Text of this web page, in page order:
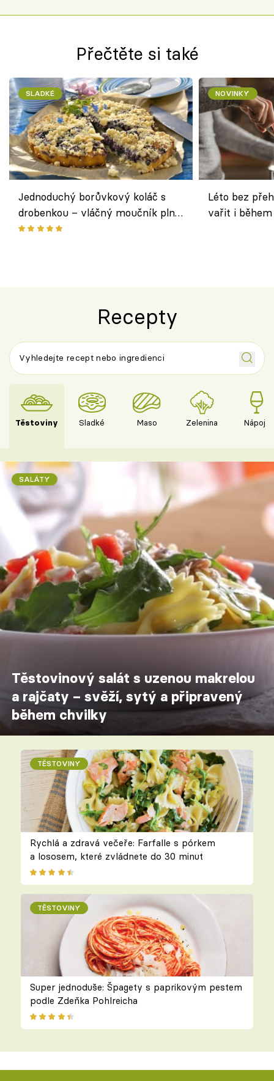
Přečtěte si také
SLADKÉ
Jednoduchý borůvkový koláč s
drobenkou – vláčný moučník plný
ovoce
NOVINKY
Léto bez
vařit i
Recepty
Těstoviny Sladké Maso Zelenina Nápoje
SALÁTY
Těstovinový salát s uzenou makrelou
a rajčaty – svěží, sytý a připravený
během chvilky
TĚSTOVINY
Rychlá a zdravá večeře: Farfalle s pórkem
a lososem, které zvládnete do 30 minut
TĚSTOVINY
Super jednoduše: Špagety s paprikovým pestem
podle Zdeňka Pohlreicha